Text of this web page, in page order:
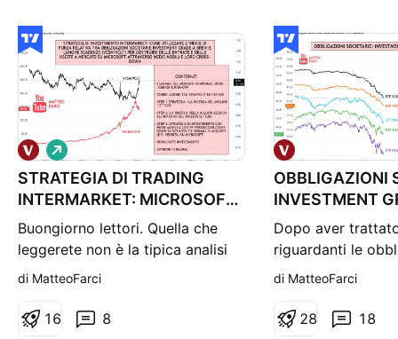
STRATEGIA DI TRADING
INTERMARKET: MICROSOFT
E BOND SOCIETARI
Buongiorno lettori. Quella che
leggerete non è la tipica analisi
incentrata su un argomento
particolare, bensì una strategia di
L
o
n
g
di MatteoFarci
8
1 6
OBBLIGAZIONI
INVESTMENT
YIELD
Dopo aver
riguardanti le
relativi
oggi tratterò un
di MatteoFarci
18
28